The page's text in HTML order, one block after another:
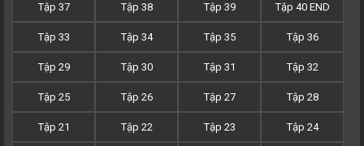
Tập 40 END
Tập 39
Tập 38
Tập 37
Tập 36
Tập 35
Tập 34
Tập 33
Tập 32
Tập 31
Tập 30
Tập 29
Tập 28
Tập 27
Tập 26
Tập 25
Tập 24
Tập 23
Tập 22
Tập 21